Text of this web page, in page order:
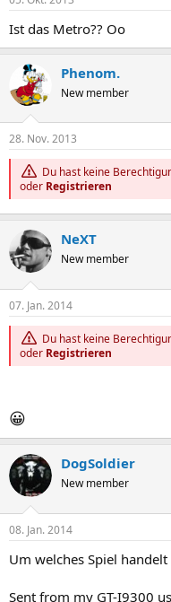
Ist das Metro?? Oo
Phenom.
New member
28. Nov. 2013
Du hast keine
oder Registrieren
NeXT
New member
07. Jan. 2014
Du hast keine
oder Registrieren
😀
DogSoldier
New member
08. Jan. 2014
Um welches Spiel handelt
Sent from my GT-I9300